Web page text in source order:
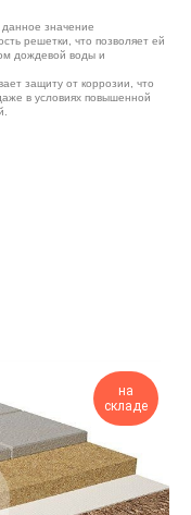
значение
решетки, что позволяет ей
дождевой воды и
защиту от коррозии, что
в условиях повышенной
на
складе